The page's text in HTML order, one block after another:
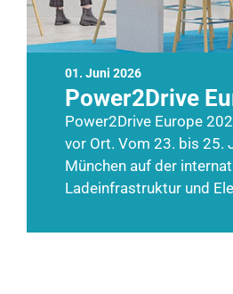
01. Juni 2026
Power2Drive
Power2Drive Europe
vor Ort. Vom 23. bis 25.
München auf der
Ladeinfrastruktur und